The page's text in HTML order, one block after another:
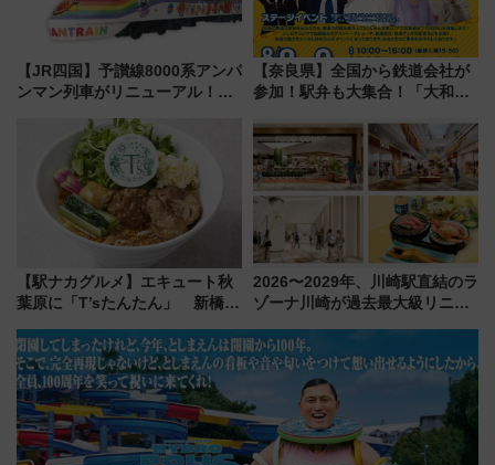
【JR四国】予讃線8000系アンパ
ンマン列車がリニューアル！内
今年12月
【奈良県】全国から鉄道会社が
参加！駅弁も大集合！「大和鉄
に開催決定
【駅ナカグルメ】エキュート秋
葉原に「T’sたんたん」 新橋に
饅」、オムライス専門店「肉と
たまご」新グルメ続々登場！
【2026年8月】
2026〜2029年、川崎駅直結のラ
ゾーナ川崎が過去最大級リニュ
「いつから何が変わるか」徹底
解説！